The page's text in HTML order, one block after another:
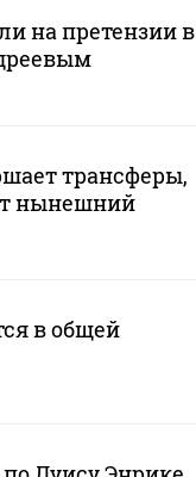
на претензии в
трансферы,
нынешний
в общей